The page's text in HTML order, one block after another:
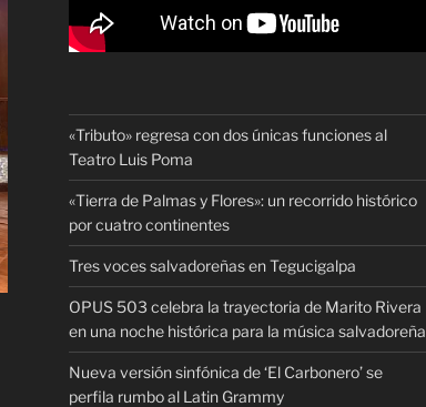
«Tributo» regresa con dos únicas funciones al
Teatro Luis Poma
«Tierra de Palmas y Flores»: un recorrido histórico
por cuatro continentes
Tres voces salvadoreñas en Tegucigalpa
OPUS 503 celebra la trayectoria de Marito Rivera
en una noche histórica para la música salvadoreña
Nueva versión sinfónica de ‘El Carbonero’ se
perfila rumbo al Latin Grammy